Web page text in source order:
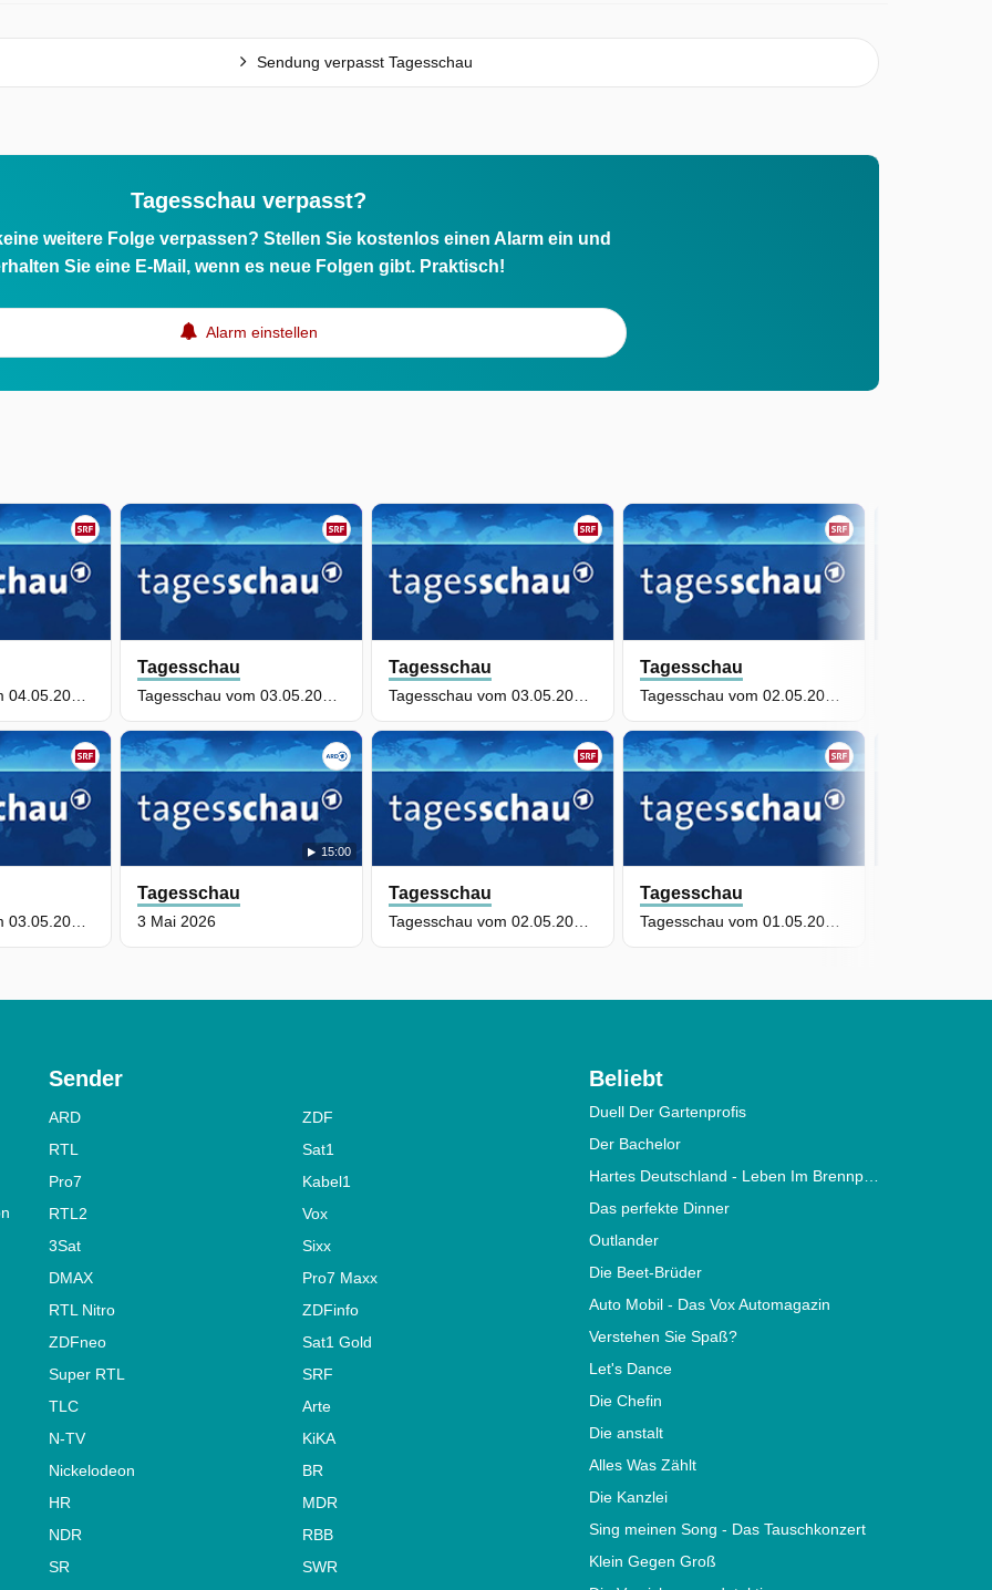
Sendung verpasst Tagesschau
Tagesschau verpasst?
weitere Folge verpassen? Stellen Sie kostenlos einen Alarm ein und
Sie eine E-Mail, wenn es neue Folgen gibt. Praktisch!
Alarm einstellen
Tagesschau Tagesschau
15:00
Tagesschau
3 Mai 2026
Tagesschau
Tagesschau
Tagesschau
Sender
ARD
ZDF
RTL
Sat1
Pro7
Kabel1
RTL2
Vox
3Sat
Sixx
DMAX
Pro7 Maxx
RTL Nitro
ZDFinfo
ZDFneo
Sat1 Gold
Super RTL
SRF
TLC
Arte
N-TV
KiKA
Nickelodeon
BR
HR
MDR
NDR
RBB
SR
SWR
Beliebt
Duell Der Gartenprofis
Der Bachelor
Hartes Deutschland - Leben Im Brennpunkt
Das perfekte Dinner
Outlander
Die Beet-Brüder
Auto Mobil - Das Vox Automagazin
Verstehen Sie Spaß?
Let's Dance
Die Chefin
Die anstalt
Alles Was Zählt
Die Kanzlei
Sing meinen Song - Das Tauschkonzert
Klein Gegen Groß